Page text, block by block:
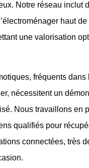
Notre réseau inclut
haut de
une valorisation
fréquents
nécessitent un
Nous travaillons en
qualifiés pour
connectées, très